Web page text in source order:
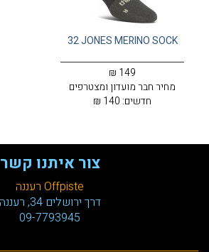
32 JONES MERINO SOCK
149 ₪
מחיר חבר מועדון ומצטרפים
חדשים:
צור איתנו קשר
Offpiste רעננה
דרך ירושלים 34, רעננה
09-7793945